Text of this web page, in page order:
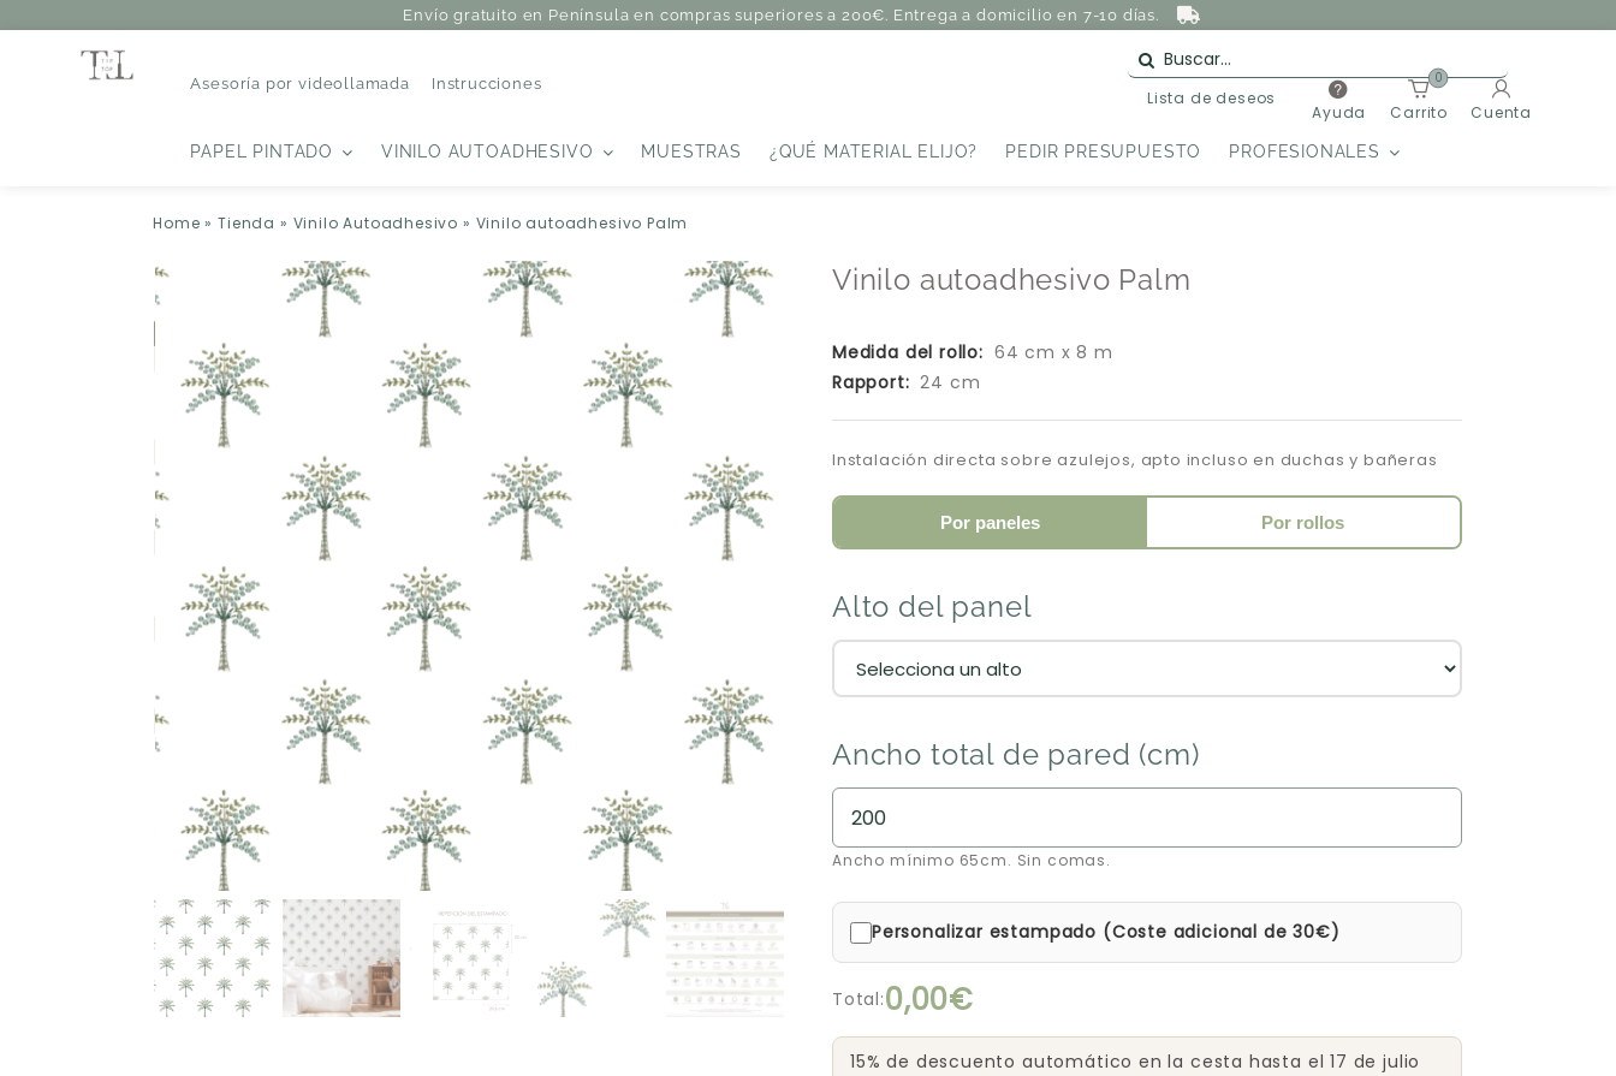
Envío gratuito en Península en compras superiores a 200€. Entrega a domicilio en 7-10 días.
Asesoría por videollamada Instrucciones
Lista de deseos
Ayuda Carrito
0
Cuenta
PAPEL PINTADO VINILO AUTOADHESIVO MUESTRAS ¿QUÉ MATERIAL ELIJO? PEDIR PRESUPUESTO PROFESIONALES
Home »Tienda » Vinilo Autoadhesivo » Vinilo autoadhesivo Palm
Vinilo autoadhesivo Palm
Medida del rollo: 64 cm x 8 m
Rapport: 24 cm
Instalación directa sobre azulejos, apto incluso en duchas y bañeras
Por paneles Por rollos
Alto del panel
Ancho total de pared (cm)
Ancho mínimo 65cm. Sin comas.
Personalizar estampado (Coste adicional de 30€)
Total:0,00€
15% de descuento automático en la cesta hasta el 17 de julio